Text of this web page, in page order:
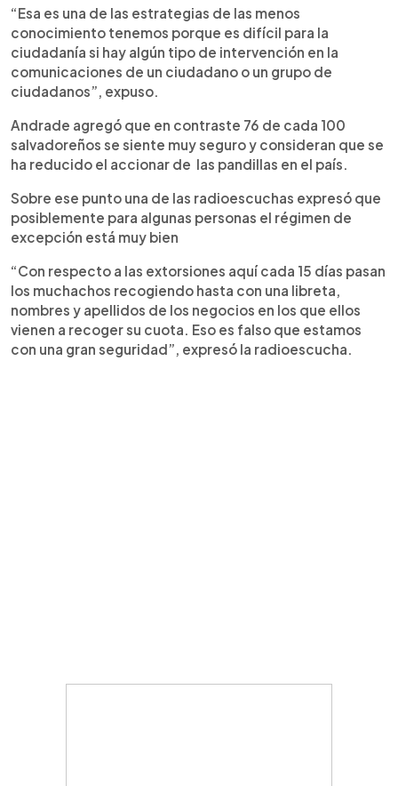
“Esa es una de las estrategias de las menos
conocimiento tenemos porque es difícil para la
ciudadanía si hay algún tipo de intervención en la
comunicaciones de un ciudadano o un grupo de
ciudadanos”, expuso.
Andrade agregó que en contraste 76 de cada 100
salvadoreños se siente muy seguro y consideran que se
ha reducido el accionar de las pandillas en el país.
Sobre ese punto una de las radioescuchas expresó que
posiblemente para algunas personas el régimen de
excepción está muy bien
“Con respecto a las extorsiones aquí cada 15 días pasan
los muchachos recogiendo hasta con una libreta,
nombres y apellidos de los negocios en los que ellos
vienen a recoger su cuota. Eso es falso que estamos
con una gran seguridad”, expresó la radioescucha.